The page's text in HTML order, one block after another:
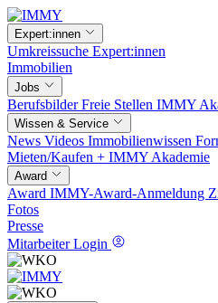
Expert:innen
Umkreissuche Expert:innen
Immobilien
Jobs
BerufsbilderFreie Stellen IMMY
Wissen & Service
News Videos Immobilienwissen
Mieten/Kaufen + IMMY Akademie
Award
Award IMMY-Award-Anmeldung
Fotos
Presse
Mitarbeiter Login